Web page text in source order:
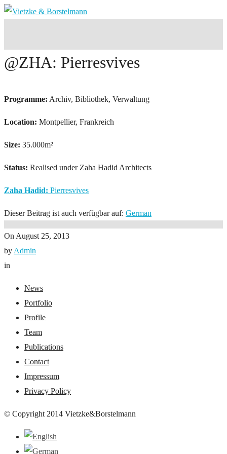
@ZHA: Pierresvives
Programme: Archiv, Bibliothek, Verwaltung
Location: Montpellier, Frankreich
Size: 35.000m²
Status: Realised under Zaha Hadid Architects
Zaha Hadid: Pierresvives
Dieser Beitrag ist auch verfügbar auf: German
On August 25, 2013
by Admin
in
News
Portfolio
Profile
Team
Publications
Contact
Impressum
Privacy Policy
© Copyright 2014 Vietzke&Borstelmann